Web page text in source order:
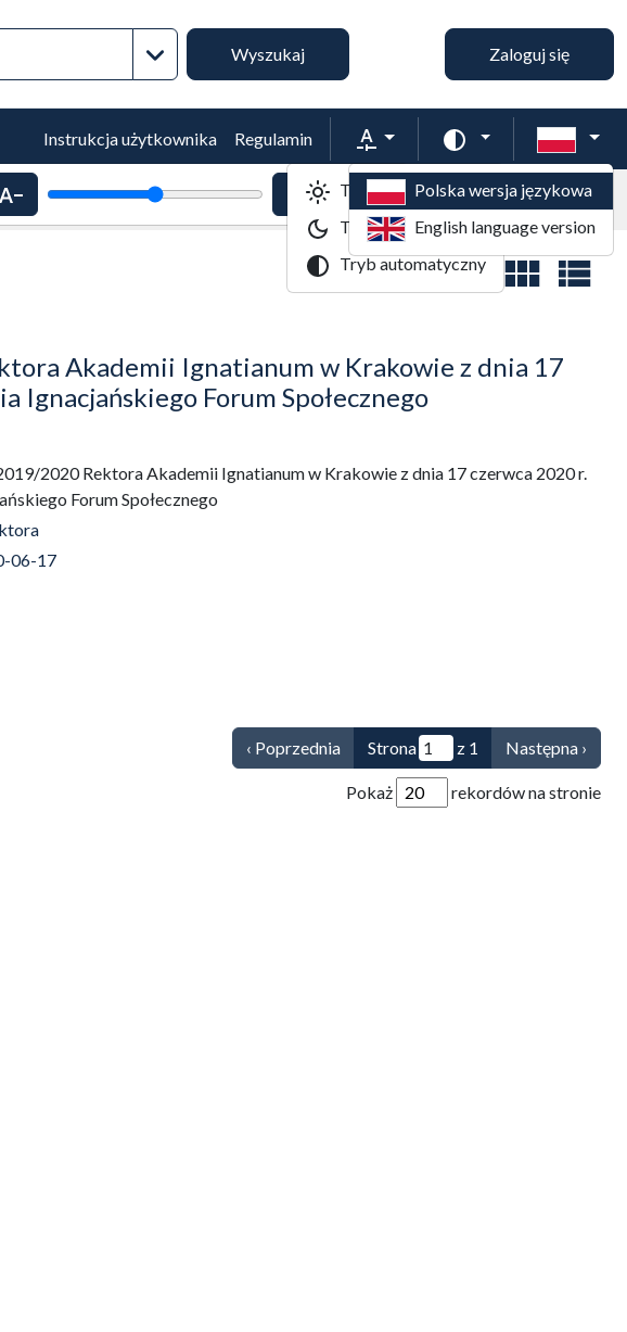
Wyszukiwanie zaawansowane
Wyszukaj Zaloguj się
Instrukcja użytkownika Regulamin Rozmiar tekstu
Pomniejszenie tekstu Powiększenie tekstu
Domyślny rozmiar tekstu
Zmień schemat
Tryb jasny
Tryb ciemny
Tryb automatyczny
Polska wersja językowa
English language version
Widok wyników
Akademii Ignatianum w Krakowie z dnia 17
Ignacjańskiego Forum Społecznego
2020 Rektora Akademii Ignatianum w Krakowie z dnia 17 czerwca 2020 r.
Forum Społecznego
06-17
‹ Poprzednia Strona z 1 Następna ›
Pokaż rekordów na stronie